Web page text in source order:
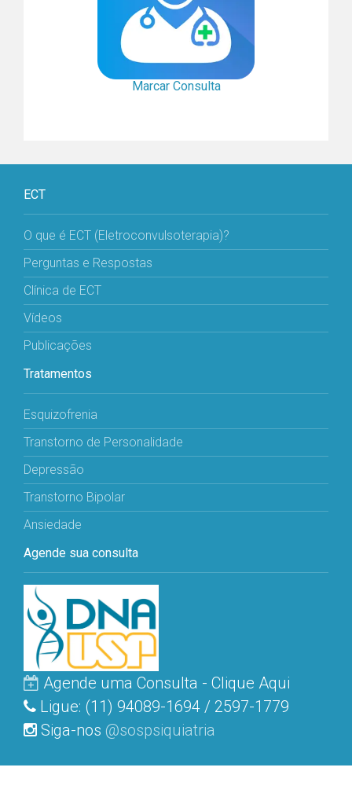
Marcar Consulta
ECT
O que é ECT (Eletroconvulsoterapia)?
Perguntas e Respostas
Clínica de ECT
Vídeos
Publicações
Tratamentos
Esquizofrenia
Transtorno de Personalidade
Depressão
Transtorno Bipolar
Ansiedade
Agende sua consulta
Agende uma Consulta - Clique Aqui
Ligue: (11) 94089-1694 / 2597-1779
Siga-nos @sospsiquiatria